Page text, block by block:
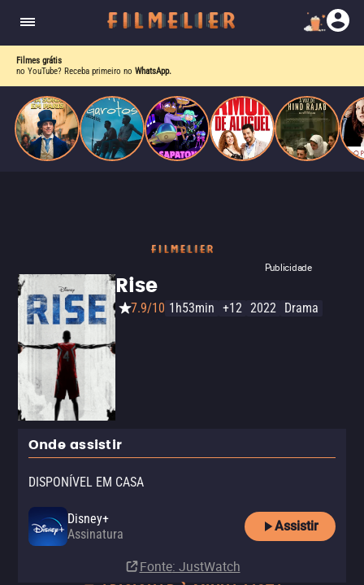
Filmes grátis
no YouTube? Receba primeiro no WhatsApp.
Publicidade
Rise
7.9/10 1h53min +12 2022 Drama
Onde assistir
DISPONÍVEL EM CASA
Disney+
Assinatura
Assistir
Fonte: JustWatch
Paris
obras-primas, participa de festas e busca romance